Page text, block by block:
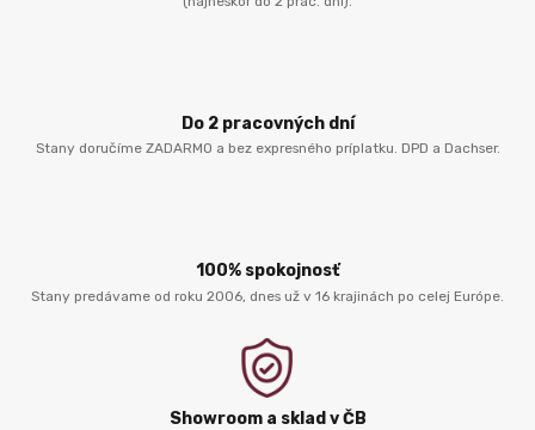
Do 2 pracovných dní
Stany doručíme ZADARMO a bez expresného príplatku. DPD a Dachser.
100% spokojnosť
Stany predávame od roku 2006, dnes už v 16 krajinách po celej Európe.
Showroom a sklad v ČB